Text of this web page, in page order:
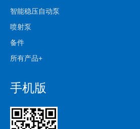
智能稳压自动泵
喷射泵
备件
所有产品+
手机版